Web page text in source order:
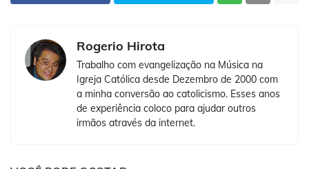
Rogerio Hirota
Trabalho com evangelização na Música na
Igreja Católica desde Dezembro de 2000 com
a minha conversão ao catolicismo. Esses anos
de experiência coloco para ajudar outros
irmãos através da internet.